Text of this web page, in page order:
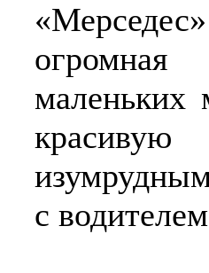
маленьких
с